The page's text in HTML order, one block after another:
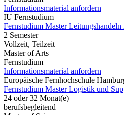
Informationsmaterial anfordern
IU Fernstudium
Fernstudium Master Leitungshandeln
2 Semester
Vollzeit, Teilzeit
Master of Arts
Fernstudium
Informationsmaterial anfordern
Europäische Fernhochschule
Fernstudium Master Logistik und
24 oder 32 Monat(e)
berufsbegleitend